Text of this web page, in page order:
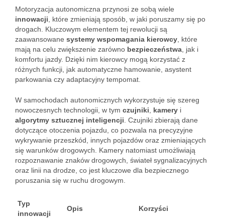
Motoryzacja autonomiczna przynosi ze sobą wiele
innowacji , które zmieniają sposób, w jaki poruszamy się po
drogach. Kluczowym elementem tej rewolucji są
zaawansowane systemy wspomagania kierowcy , które
mają na celu zwiększenie zarówno bezpieczeństwa , jak i
komfortu jazdy. Dzięki nim kierowcy mogą korzystać z
różnych funkcji, jak automatyczne hamowanie, asystent
parkowania czy adaptacyjny tempomat.
W samochodach autonomicznych wykorzystuje się szereg
nowoczesnych technologii, w tym czujniki kamery i
algorytmy sztucznej inteligencji . Czujniki zbierają dane
dotyczące otoczenia pojazdu, co pozwala na precyzyjne
wykrywanie przeszkód, innych pojazdów oraz zmieniających
się warunków drogowych. Kamery natomiast umożliwiają
rozpoznawanie znaków drogowych, świateł sygnalizacyjnych
oraz linii na drodze, co jest kluczowe dla bezpiecznego
poruszania się w ruchu drogowym.
Typ
innowacji
Opis Korzyści